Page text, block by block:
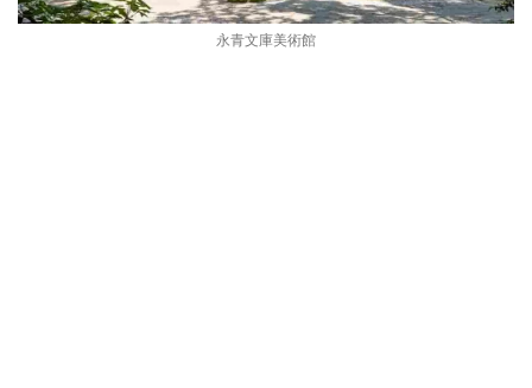
永青文庫美術館